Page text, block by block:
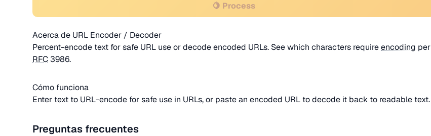
🍋 Process
Acerca de URL Encoder / Decoder
Percent-encode text for safe URL use or decode encoded URLs. See which characters requireencoding per
RFC 3986.
Cómo funciona
Enter text to URL-encode for safe use in URLs, or paste an encoded URL to decode it back to readable text.
Preguntas frecuentes